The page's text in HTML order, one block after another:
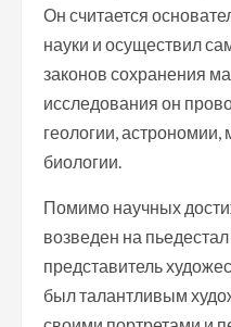
Он считается
науки и осуществил
законов сохранения
исследования он
геологии, астрономии,
биологии.
Помимо научных
возведен на
представитель
был талантливым